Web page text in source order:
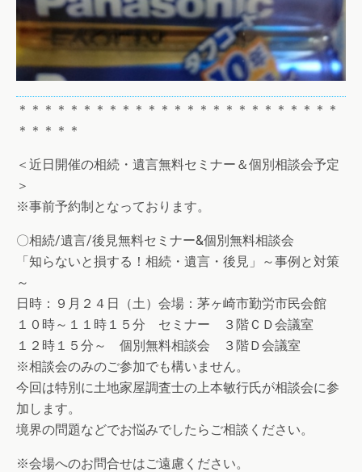
＊＊＊＊＊＊＊＊＊＊＊＊＊＊＊＊＊＊＊＊＊＊＊＊＊
＊＊＊＊＊
＜近日開催の相続・遺言無料セミナー＆個別相談会予定
＞
※事前予約制となっております。
〇相続/遺言/後見無料セミナー&個別無料相談会
「知らないと損する！相続・遺言・後見」～事例と対策
～
日時：９月２４日（土）会場：茅ヶ崎市勤労市民会館
１０時～１１時１５分 セミナー ３階ＣＤ会議室
１２時１５分～ 個別無料相談会 ３階Ｄ会議室
※相談会のみのご参加でも構いません。
今回は特別に土地家屋調査士の上本敏行氏が相談会に参
加します。
境界の問題などでお悩みでしたらご相談ください。
※会場へのお問合せはご遠慮ください。